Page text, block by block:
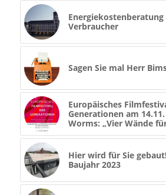
Verbraucher
Sagen Sie mal Herr
Europäisches
Generationen am
Worms: „Vier Wände
Hier wird für Sie
Baujahr 2023